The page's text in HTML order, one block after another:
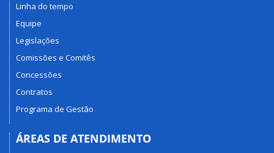
Linha do tempo
Equipe
Legislações
Comissões e Comitês
Concessões
Contratos
Programa de Gestão
ÁREAS DE ATENDIMENTO